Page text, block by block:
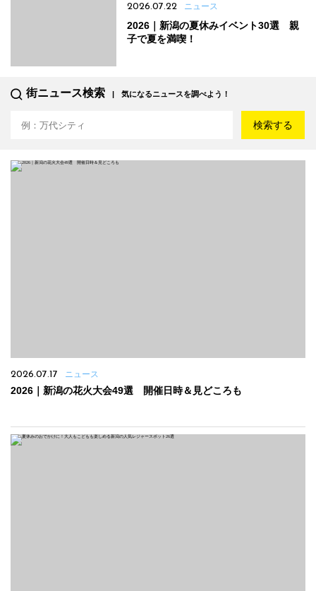
2026.07.22 ニュース
2026｜新潟の夏休みイベント30選 親
子で夏を満喫！
街ニュース検索 気になるニュースを調べよう！
検索する
2026.07.17 ニュース
2026｜新潟の花火大会49選 開催日時＆見どころも